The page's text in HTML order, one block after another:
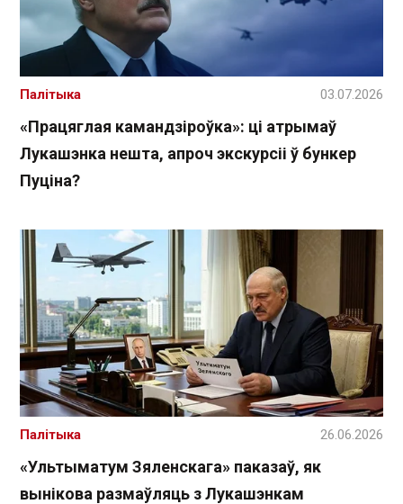
«Працяглая камандзіроўка»: ці атрымаў
Лукашэнка нешта, апроч экскурсіі ў бункер
Пуціна?
Палітыка 03.07.2026
«Ультыматум Зяленскага» паказаў, як
вынікова размаўляць з Лукашэнкам
Палітыка 26.06.2026